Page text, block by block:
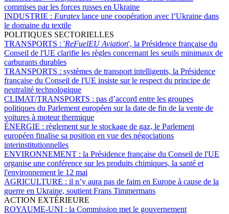
commises par les forces russes en Ukraine
INDUSTRIE : Euratex lance une coopération avec l’Ukraine dans
le domaine du textile
POLITIQUES SECTORIELLES
TRANSPORTS : 'ReFuelEU Aviation', la Présidence française du
Conseil de l'UE clarifie les règles concernant les seuils minimaux de
carburants durables
TRANSPORTS : systèmes de transport intelligents, la Présidence
française du Conseil de l'UE insiste sur le respect du principe de
neutralité technologique
CLIMAT/TRANSPORTS : pas d’accord entre les groupes
politiques du Parlement européen sur la date de fin de la vente de
voitures à moteur thermique
ÉNERGIE : règlement sur le stockage de gaz, le Parlement
européen finalise sa position en vue des négociations
interinstitutionnelles
ENVIRONNEMENT : la Présidence française du Conseil de l'UE
organise une conférence sur les produits chimiques, la santé et
l'environnement le 12 mai
AGRICULTURE : il n’y aura pas de faim en Europe à cause de la
guerre en Ukraine, soutient Frans Timmermans
ACTION EXTÉRIEURE
ROYAUME-UNI : la Commission met le gouvernement